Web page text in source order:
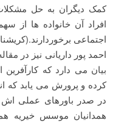
کمک دیگران به حل
افراد آن خانواده ها از
احمد پور داریانی نیز در
بیان می دارد که
کرده و پرورش می یابد که
در صدر باورهای عملی اش
همدانیان موسس خیریه